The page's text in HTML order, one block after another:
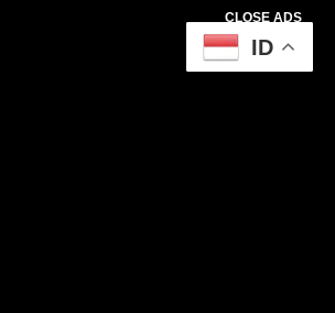
CLOSE ADS
ID